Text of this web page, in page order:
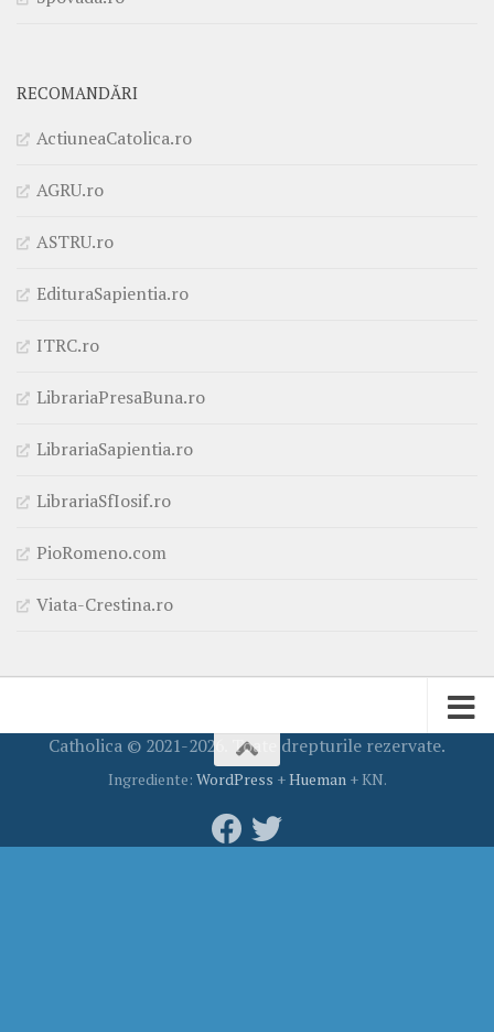
RECOMANDĂRI
ActiuneaCatolica.ro
AGRU.ro
ASTRU.ro
EdituraSapientia.ro
ITRC.ro
LibrariaPresaBuna.ro
LibrariaSapientia.ro
LibrariaSfIosif.ro
PioRomeno.com
Viata-Crestina.ro
Catholica © 2021-2026. Toate drepturile rezervate.
Ingrediente: WordPress +Hueman+ KN.